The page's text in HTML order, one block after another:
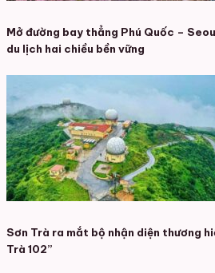
Mở đường bay thẳng Phú Quốc –
du lịch hai chiều bền vững
Sơn Trà ra mắt bộ nhận diện thương
Trà 102”